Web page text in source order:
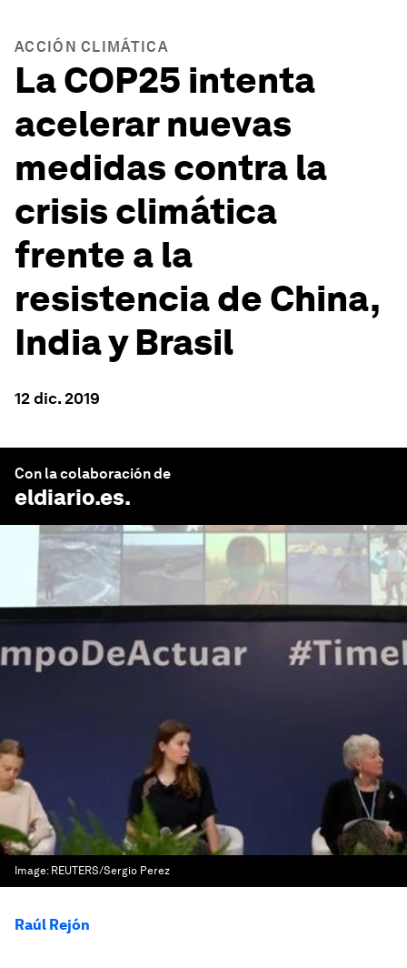
ACCIÓN CLIMÁTICA
La COP25 intenta
acelerar nuevas
medidas contra la
crisis climática
frente a la
resistencia de China,
India y Brasil
12 dic. 2019
Con la colaboración de
eldiario.es.
Image: REUTERS/Sergio Perez
Raúl Rejón